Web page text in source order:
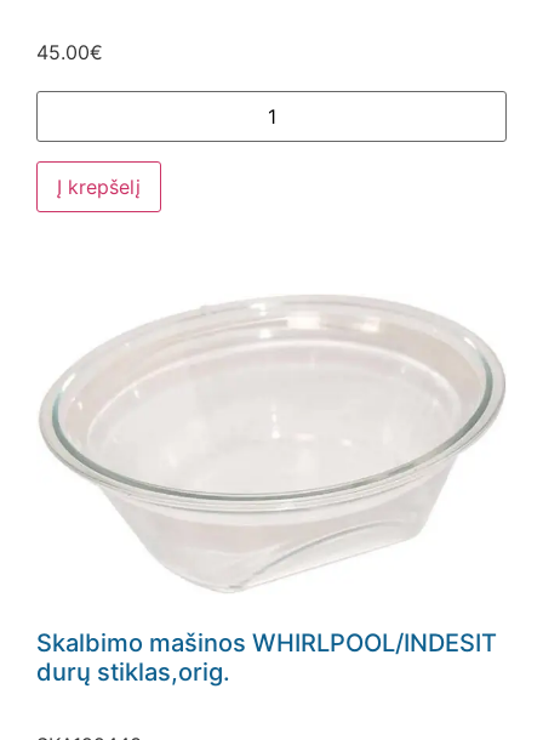
45.00€
Į krepšelį
Skalbimo mašinos WHIRLPOOL/INDESIT
durų stiklas,orig.